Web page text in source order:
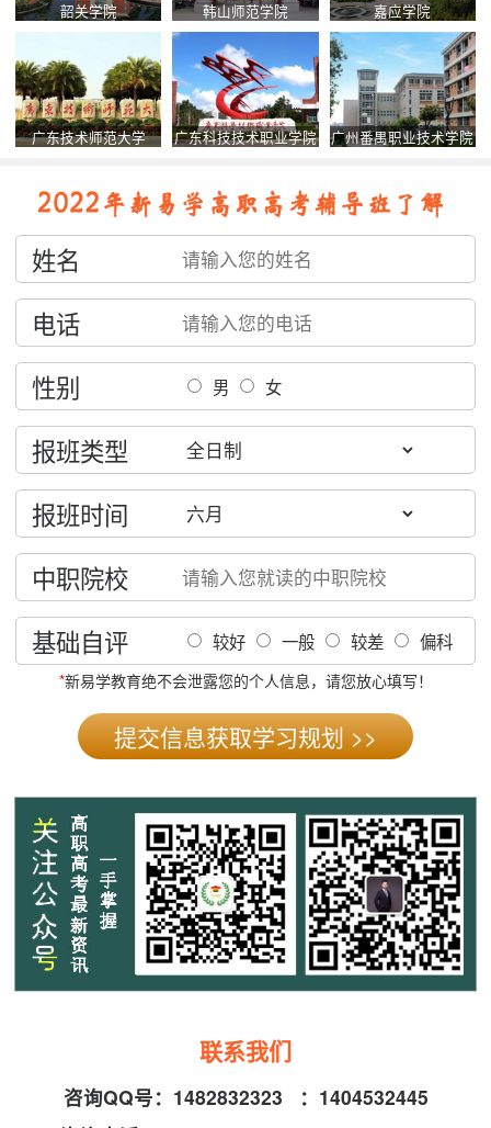
韶关学院 韩山师范学院 嘉应学院
广东技术师范大学 广东科技技术职业学院 广州番禺职业技术学院
姓名
电话
性别
男 女
报班类型
报班时间
中职院校
基础自评
较好 一般 较差 偏科
*新易学教育绝不会泄露您的个人信息，请您放心填写！
联系我们
咨询QQ号： 1482832323 ： 1404532445